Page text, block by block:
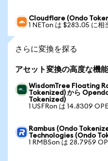
Cloudflare (Ondo
1 NETon は $283.05 に相
さらに変換を探る
アセット変換の高度な機能
WisdomTree Floating
Tokenized) から
Tokenized)
1 USFRon は 14.8309
Rambus (Ondo
Technologies (Ondo
1 RMBSon は 28.7959